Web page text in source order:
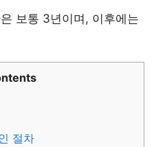
보통 3년이며, 이후에는
절차